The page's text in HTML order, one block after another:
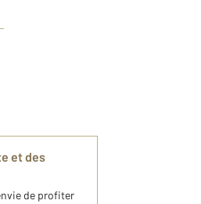
et des
de profiter